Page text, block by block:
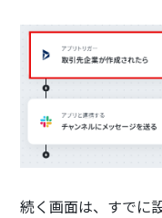
続く画面は、すでに